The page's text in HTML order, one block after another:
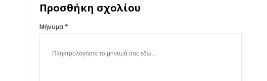
Προσθήκη σχολίου
Μήνυμα *